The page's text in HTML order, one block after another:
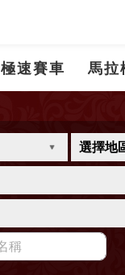
極速賽車 馬拉
選擇地